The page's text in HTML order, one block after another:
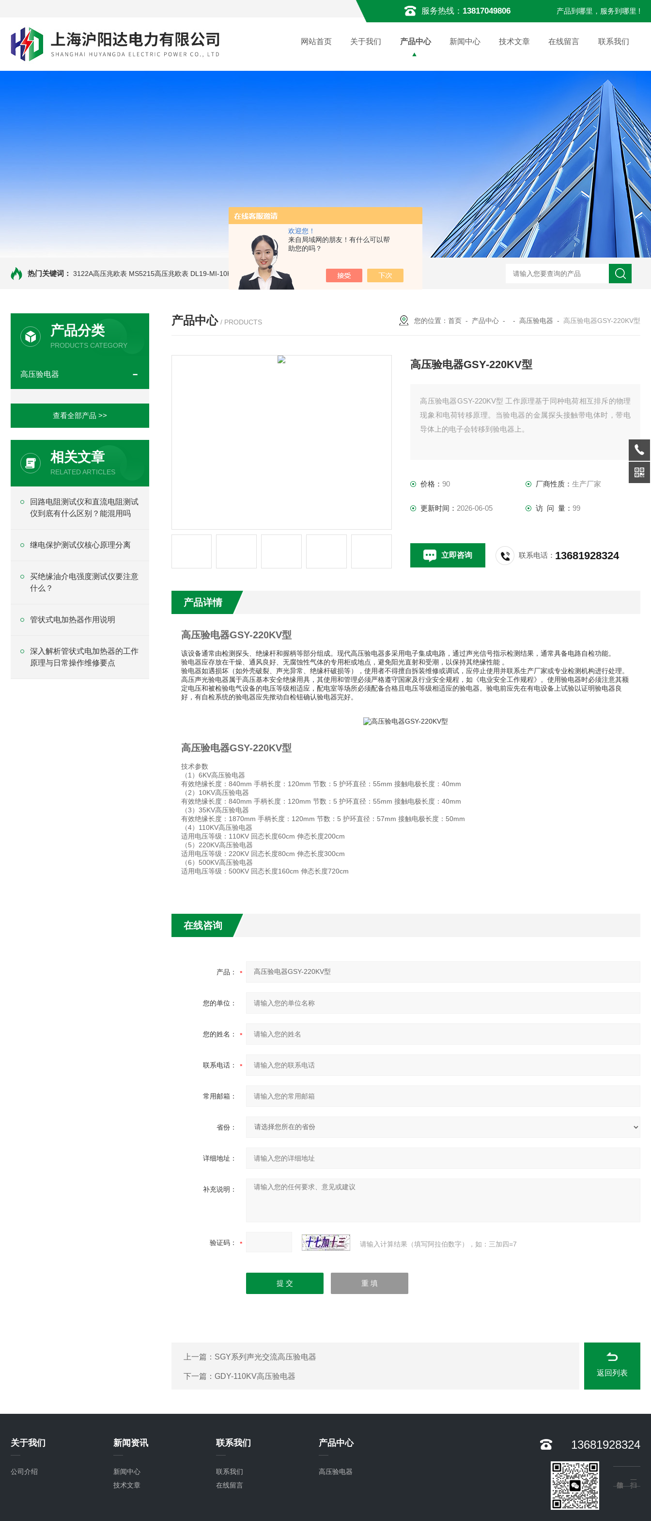
欢迎您！
来自局域网的朋友！有什么可以帮
助您的吗？
服务热线： 13817049806 产品到哪里，服务到哪里 !
网站首页 关于我们 产品中心 新闻中心 技术文章 在线留言 联系我们
热门关键词： 3122A高压兆欧表 MS5215高压兆欧表 DL19-MI-10KVe 高压兆欧表 5000V数字高压兆欧表 CS2077型CS2077高压兆欧表校验仪 GM-5KV-20KV型可调高压兆欧表GM-5KV-20KV nl3203型
产品分类
PRODUCTS CATEGORY
高压验电器
查看全部产品 >>
相关文章
RELATED ARTICLES
回路电阻测试仪和直流电阻测试
仪到底有什么区别？能混用吗
继电保护测试仪核心原理分离
买绝缘油介电强度测试仪要注意
什么？
管状式电加热器作用说明
深入解析管状式电加热器的工作
原理与日常操作维修要点
产品中心 / PRODUCTS 您的位置： 首页 - 产品中心 - - 高压验电器 - 高压验电器GSY-220KV型
高压验电器GSY-220KV型
高压验电器GSY-220KV型 工作原理基于同种电荷相互排斥的物理
现象和电荷转移原理。当验电器的金属探头接触带电体时，带电
导体上的电子会转移到验电器上。
价格：90 厂商性质： 生产厂家
更新时间： 2026-06-05 访 问 量： 99
立即咨询 联系电话： 13681928324
产品详情
高压验电器GSY-220KV型
该设备通常由检测探头、绝缘杆和握柄等部分组成。现代高压验电器多采用电子集成电路，通过声光信号指示检测结果，通常具备电路自检功能。
验电器应存放在干燥、通风良好、无腐蚀性气体的专用柜或地点，避免阳光直射和受潮，以保持其绝缘性能 。
验电器如遇损坏（如外壳破裂、声光异常、绝缘杆破损等），使用者不得擅自拆装维修或调试，应停止使用并联系生产厂家或专业检测机构进行处理。
高压声光验电器属于高压基本安全绝缘用具，其使用和管理必须严格遵守国家及行业安全规程，如《电业安全工作规程》。使用验电器时必须注意其额
定电压和被检验电气设备的电压等级相适应，配电室等场所必须配备合格且电压等级相适应的验电器。验电前应先在有电设备上试验以证明验电器良
好，有自检系统的验电器应先揿动自检钮确认验电器完好。
高压验电器GSY-220KV型
技术参数
（1）6KV高压验电器
有效绝缘长度：840mm 手柄长度：120mm 节数：5 护环直径：55mm 接触电极长度：40mm
（2）10KV高压验电器
有效绝缘长度：840mm 手柄长度：120mm 节数：5 护环直径：55mm 接触电极长度：40mm
（3）35KV高压验电器
有效绝缘长度：1870mm 手柄长度：120mm 节数：5 护环直径：57mm 接触电极长度：50mm
（4）110KV高压验电器
适用电压等级：110KV 回态长度60cm 伸态长度200cm
（5）220KV高压验电器
适用电压等级：220KV 回态长度80cm 伸态长度300cm
（6）500KV高压验电器
适用电压等级：500KV 回态长度160cm 伸态长度720cm
在线咨询
产品：
您的单位：
您的姓名：
联系电话：
常用邮箱：
省份：
详细地址：
补充说明：
验证码： 请输入计算结果（填写阿拉伯数字），如：三加四=7
上一篇： SGY系列声光交流高压验电器
下一篇： GDY-110KV高压验电器 返回列表
关于我们
公司介绍
新闻资讯
新闻中心
技术文章
联系我们
联系我们
在线留言
产品中心
高压验电器
13681928324